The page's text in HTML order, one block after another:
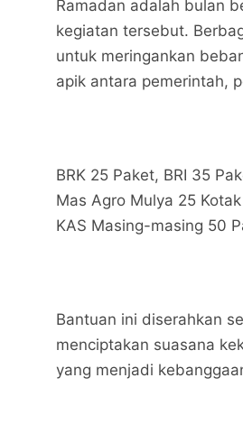
​Ramadan adalah bulan
kegiatan tersebut.
untuk meringankan
apik antara pemerintah,
BRK 25 Paket, BRI 35
Mas Agro Mulya 25
KAS Masing-masing 50
Bantuan ini diserahkan
menciptakan suasana
yang menjadi